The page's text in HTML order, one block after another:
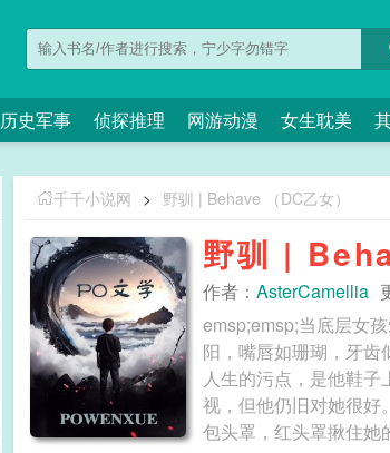
历史军事 侦探推理 网游动漫 女生耽美
千千小说网 > 野驯 | Behave （DC乙女）
野驯 |
作者： AsterCamellia
emsp;emsp;当底层女
阳，嘴唇如珊瑚，牙
人生的污点，是他鞋
视，但他仍旧对她很好
包头罩，红头罩揪住她